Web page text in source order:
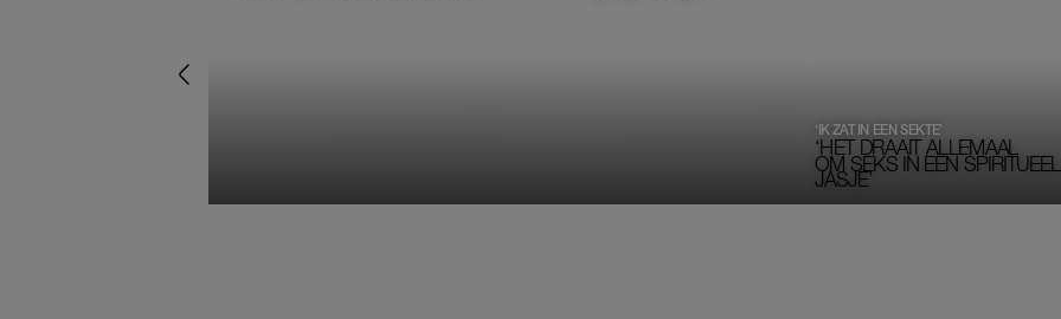
‘HET DRAAIT ALLEMAAL
OM SEKS IN EEN SPIRITUEEL
JASJE’
‘IK ZAT IN EEN SEKTE’